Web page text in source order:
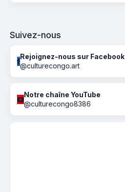
Suivez-nous
Rejoignez-nous sur Facebook
@culturecongo.art
Notre chaîne YouTube
@culturecongo8386